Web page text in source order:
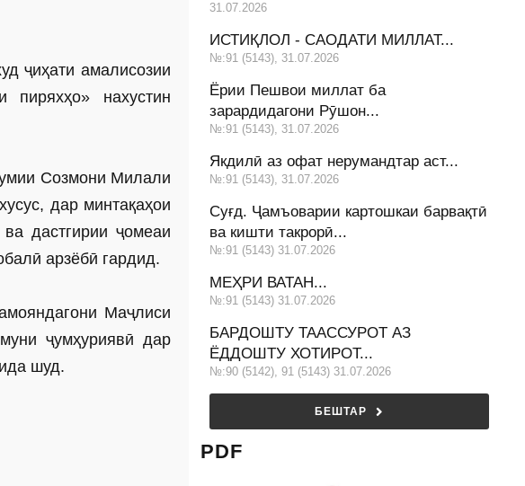
ҷиҳати амалисозии
нахустин
Созмони Милали
дар минтақаҳои
дастгирии ҷомеаи
арзёбӣ гардид.
Маҷлиси
ҷумҳуриявӣ дар
шуд.
31.07.2026
ИСТИҚЛОЛ - САОДАТИ МИЛЛАТ...
№:91 (5143), 31.07.2026
Ёрии Пешвои миллат ба
зарардидагони Рӯшон...
№:91 (5143), 31.07.2026
Якдилӣ аз офат нерумандтар аст...
№:91 (5143), 31.07.2026
Суғд. Ҷамъоварии картошкаи барвақтӣ
ва кишти такрорӣ...
№:91 (5143) 31.07.2026
МЕҲРИ ВАТАН...
№:91 (5143) 31.07.2026
БАРДОШТУ ТААССУРОТ АЗ
ЁДДОШТУ ХОТИРОТ...
№:90 (5142), 91 (5143) 31.07.2026
БЕШТАР
PDF